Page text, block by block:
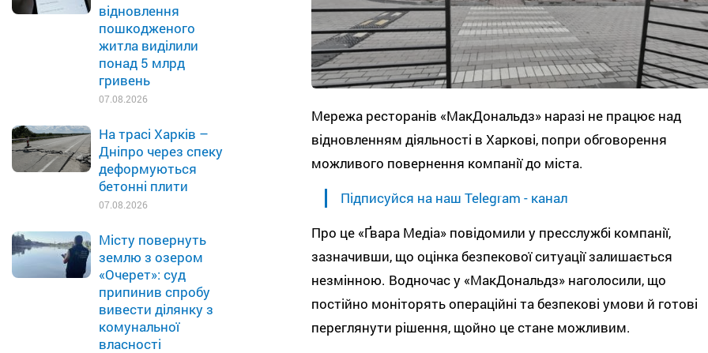
відновлення
пошкодженого
житла виділили
понад 5 млрд
гривень
07.08.2026
На трасі Харків –
Дніпро через спеку
деформуються
бетонні плити
07.08.2026
Місту повернуть
землю з озером
«Очерет»: суд
припинив спробу
вивести ділянку з
комунальної
власності
Мережа ресторанів «МакДональдз» наразі не працює над
відновленням діяльності в Харкові, попри обговорення
можливого повернення компанії до міста.
Підписуйся на наш Telegram - канал
Про це «Ґвара Медіа» повідомили у пресслужбі компанії,
зазначивши, що оцінка безпекової ситуації залишається
незмінною. Водночас у «МакДональдз» наголосили, що
постійно моніторять операційні та безпекові умови й готові
переглянути рішення, щойно це стане можливим.